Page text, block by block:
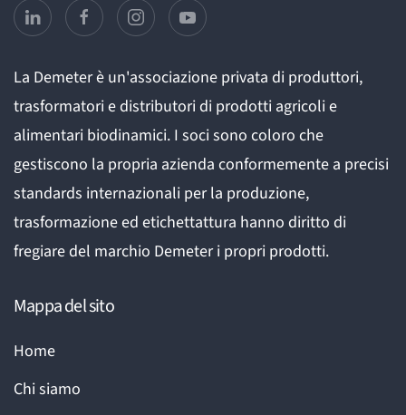
La Demeter è un'associazione privata di produttori,
trasformatori e distributori di prodotti agricoli e
alimentari biodinamici. I soci sono coloro che
gestiscono la propria azienda conformemente a precisi
standards internazionali per la produzione,
trasformazione ed etichettattura hanno diritto di
fregiare del marchio Demeter i propri prodotti.
Mappa del sito
Home
Chi siamo